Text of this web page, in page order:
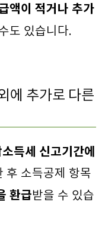
액이 적거나 추가
도 있습니다.
에 추가로 다른
득세 신고기간에
후 소득공제 항목
환급받을 수 있습